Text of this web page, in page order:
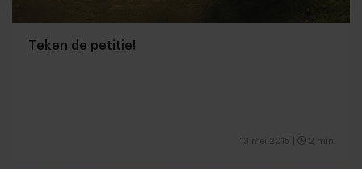
Teken de petitie!
13 mei 2015 2 min